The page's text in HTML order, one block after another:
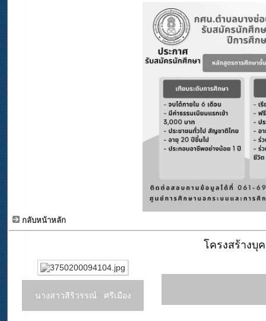
กลับหน้าหลัก
โครงสร้างบุ
นางสาวสิริวรรณ์ ศรีเมือง